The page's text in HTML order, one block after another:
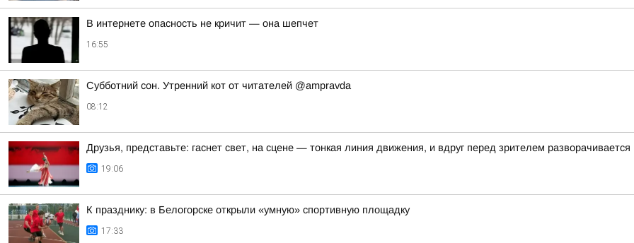
В интернете опасность не кричит — она шепчет
16:55
Субботний сон. Утренний кот от читателей @ampravda
08:12
Друзья, представьте: гаснет свет, на сцене — тонкая линия движения, и вдруг перед зрителем разворачивается
19:06
К празднику: в Белогорске открыли «умную» спортивную площадку
17:33